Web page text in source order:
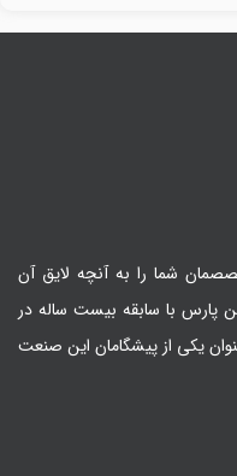
شما را به آنچه لایق آن
پارس با سابقه بیست ساله در
یکی از پیشگامان این صنعت